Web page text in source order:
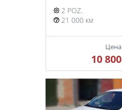
2 POZ.
21 000 км
Цена
10 800